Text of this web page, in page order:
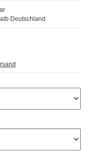
Deutschland